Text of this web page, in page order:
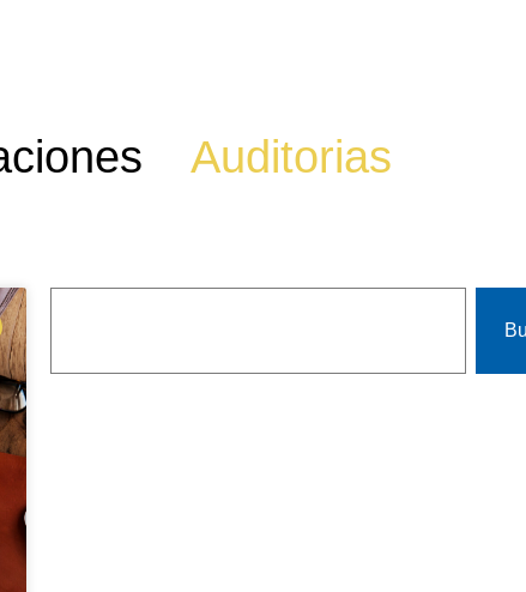
Auditorias